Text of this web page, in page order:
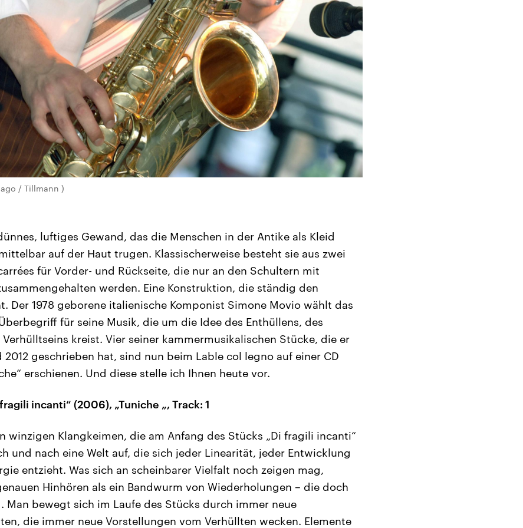
/ Tillmann )
luftiges Gewand, das die Menschen in der Antike als Kleid
auf der Haut trugen. Klassischerweise besteht sie aus zwei
für Vorder- und Rückseite, die nur an den Schultern mit
werden. Eine Konstruktion, die ständig den
Der 1978 geborene italienische Komponist Simone Movio wählt das
für seine Musik, die um die Idee des Enthüllens, des
kreist. Vier seiner kammermusikalischen Stücke, die er
geschrieben hat, sind nun beim Lable col legno auf einer CD
erschienen. Und diese stelle ich Ihnen heute vor.
incanti“ (2006), „Tuniche „, Track: 1
winzigen Klangkeimen, die am Anfang des Stücks „Di fragili incanti“
und nach eine Welt auf, die sich jeder Linearität, jeder Entwicklung
entzieht. Was sich an scheinbarer Vielfalt noch zeigen mag,
Hinhören als ein Bandwurm von Wiederholungen – die doch
Man bewegt sich im Laufe des Stücks durch immer neue
die immer neue Vorstellungen vom Verhüllten wecken. Elemente